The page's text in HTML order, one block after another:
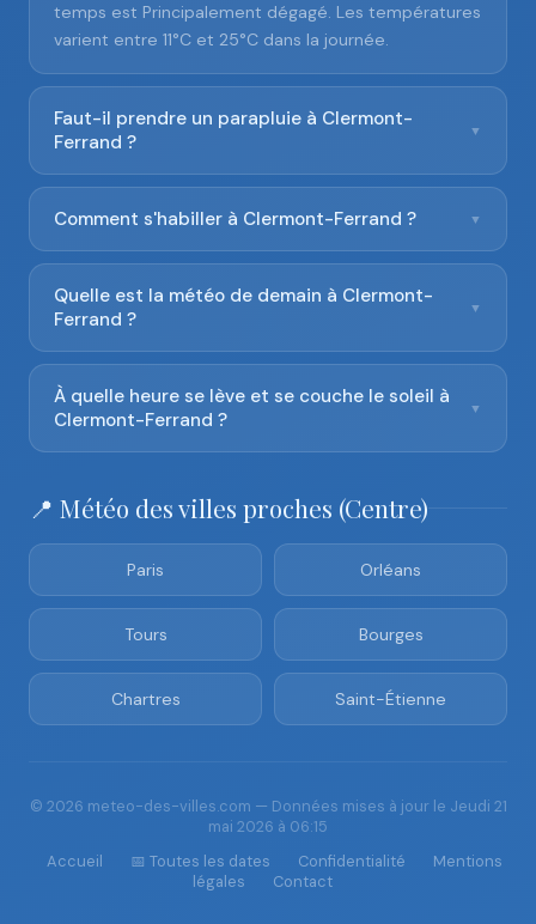
temps est Principalement dégagé. Les températures
varient entre 11°C et 25°C dans la journée.
Faut-il prendre un parapluie à Clermont-
Ferrand ?
▼
Comment s'habiller à Clermont-Ferrand ? ▼
Quelle est la météo de demain à Clermont-
Ferrand ?
▼
À quelle heure se lève et se couche le soleil à
Clermont-Ferrand ?
▼
📍 Météo des villes proches (Centre)
Paris Orléans
Tours Bourges
Chartres Saint-Étienne
© 2026 meteo-des-villes.com — Données mises à jour le Jeudi 21
mai 2026 à 06:15
Accueil
📅 Toutes les dates Confidentialité
Mentions
légales
Contact